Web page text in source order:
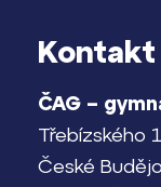
Kontakt
ČAG –
Třebízského
České